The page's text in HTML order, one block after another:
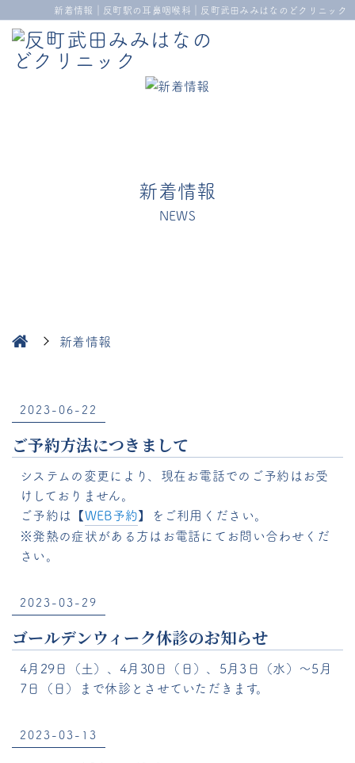
新着情報｜反町駅の耳鼻咽喉科｜反町武田みみはなのどクリニック
新着情報
NEWS
新着情報
2023-06-22
ご予約方法につきまして
システムの変更により、現在お電話でのご予約はお受
けしておりません。
ご予約は【WEB予約】をご利用ください。
※発熱の症状がある方はお電話にてお問い合わせくだ
さい。
2023-03-29
ゴールデンウィーク休診のお知らせ
4月29日（土）、4月30日（日）、5月3日（水）～5月
7日（日）まで休診とさせていただきます。
2023-03-13